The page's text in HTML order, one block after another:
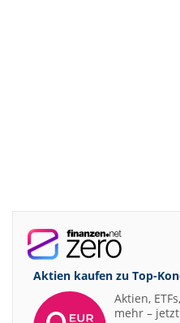
Aktien kaufen zu Top-
Aktien,
mehr –